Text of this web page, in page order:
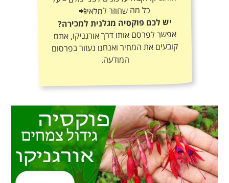
כל מה שחוזר למלאי📲
יש לכם פוקסיה מגלנית למכירה?
אפשר לפרסם אותו דרך אורגניקו, אתם
קובעים את המחיר ואנחנו נעזור בפרסום
המודעה.